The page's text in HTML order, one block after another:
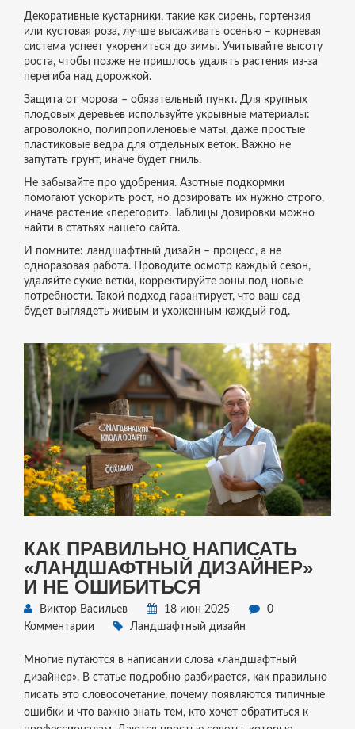
Декоративные кустарники, такие как сирень, гортензия
или кустовая роза, лучше высаживать осенью – корневая
система успеет укорениться до зимы. Учитывайте высоту
роста, чтобы позже не пришлось удалять растения из‑за
перегиба над дорожкой.
Защита от мороза – обязательный пункт. Для крупных
плодовых деревьев используйте укрывные материалы:
агроволокно, полипропиленовые маты, даже простые
пластиковые ведра для отдельных веток. Важно не
запутать грунт, иначе будет гниль.
Не забывайте про удобрения. Азотные подкормки
помогают ускорить рост, но дозировать их нужно строго,
иначе растение «перегорит». Таблицы дозировки можно
найти в статьях нашего сайта.
И помните: ландшафтный дизайн – процесс, а не
одноразовая работа. Проводите осмотр каждый сезон,
удаляйте сухие ветки, корректируйте зоны под новые
потребности. Такой подход гарантирует, что ваш сад
будет выглядеть живым и ухоженным каждый год.
КАК ПРАВИЛЬНО НАПИСАТЬ
«ЛАНДШАФТНЫЙ ДИЗАЙНЕР»
И НЕ ОШИБИТЬСЯ
Виктор Васильев 18 июн 2025
0
Комментарии
Ландшафтный дизайн
Многие путаются в написании слова «ландшафтный
дизайнер». В статье подробно разбирается, как правильно
писать это словосочетание, почему появляются типичные
ошибки и что важно знать тем, кто хочет обратиться к